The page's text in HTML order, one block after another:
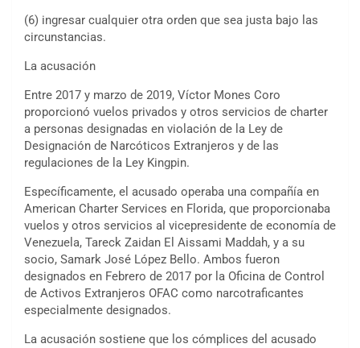
(6) ingresar cualquier otra orden que sea justa bajo las
circunstancias.
La acusación
Entre 2017 y marzo de 2019, Víctor Mones Coro
proporcionó vuelos privados y otros servicios de charter
a personas designadas en violación de la Ley de
Designación de Narcóticos Extranjeros y de las
regulaciones de la Ley Kingpin.
Específicamente, el acusado operaba una compañía en
American Charter Services en Florida, que proporcionaba
vuelos y otros servicios al vicepresidente de economía de
Venezuela, Tareck Zaidan El Aissami Maddah, y a su
socio, Samark José López Bello. Ambos fueron
designados en Febrero de 2017 por la Oficina de Control
de Activos Extranjeros OFAC como narcotraficantes
especialmente designados.
La acusación sostiene que los cómplices del acusado